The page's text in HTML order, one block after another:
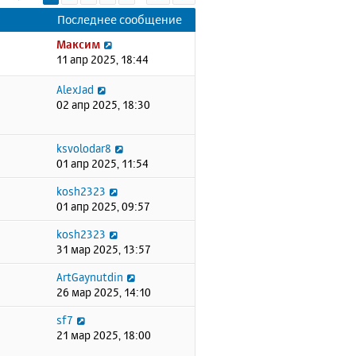
Последнее сообщение
Максим
11 апр 2025, 18:44
AlexJad
02 апр 2025, 18:30
ksvolodar8
01 апр 2025, 11:54
kosh2323
01 апр 2025, 09:57
kosh2323
31 мар 2025, 13:57
ArtGaynutdin
26 мар 2025, 14:10
sf7
21 мар 2025, 18:00